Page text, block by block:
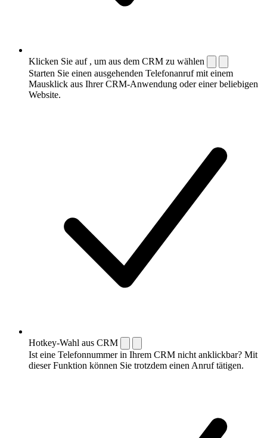
Klicken Sie auf , um aus dem CRM zu wählen
Starten Sie einen ausgehenden Telefonanruf mit einem
Mausklick aus Ihrer CRM-Anwendung oder einer beliebigen
Website.
Hotkey-Wahl aus CRM
Ist eine Telefonnummer in Ihrem CRM nicht anklickbar? Mit
dieser Funktion können Sie trotzdem einen Anruf tätigen.